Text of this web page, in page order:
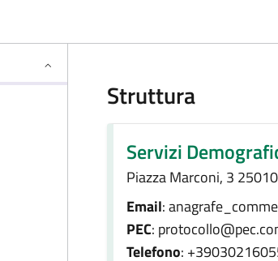
Struttura
Servizi
Piazza Marconi, 3
Email:
PEC:
Telefono: